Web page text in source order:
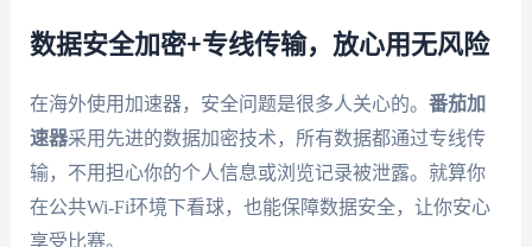
数据安全加密+专线传输，放心用无风险
在海外使用加速器，安全问题是很多人关心的。 番茄加
速器采用先进的数据加密技术，所有数据都通过专线传
输，不用担心你的个人信息或浏览记录被泄露。就算你
在公共Wi-Fi环境下看球，也能保障数据安全，让你安心
享受比赛。